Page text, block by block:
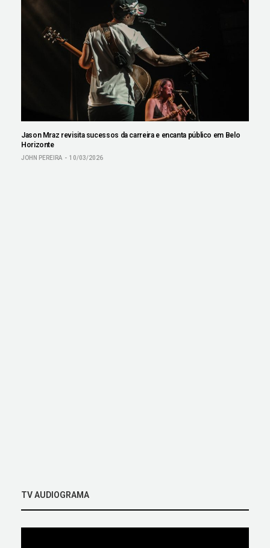
Jason Mraz revisita sucessos da carreira e encanta público em Belo
Horizonte
JOHN PEREIRA 10/03/2026
TV AUDIOGRAMA